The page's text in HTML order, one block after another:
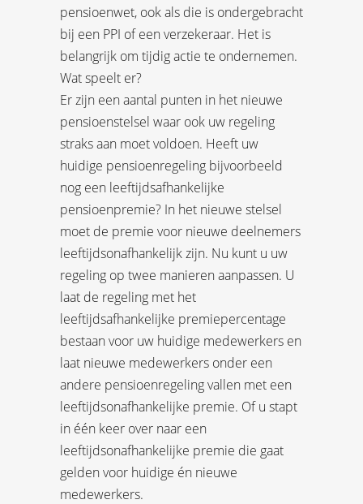
pensioenwet, ook als die is ondergebracht
bij een PPI of een verzekeraar. Het is
belangrijk om tijdig actie te ondernemen.
Wat speelt er?
Er zijn een aantal punten in het nieuwe
pensioenstelsel waar ook uw regeling
straks aan moet voldoen. Heeft uw
huidige pensioenregeling bijvoorbeeld
nog een leeftijdsafhankelijke
pensioenpremie? In het nieuwe stelsel
moet de premie voor nieuwe deelnemers
leeftijdsonafhankelijk zijn. Nu kunt u uw
regeling op twee manieren aanpassen. U
laat de regeling met het
leeftijdsafhankelijke premiepercentage
bestaan voor uw huidige medewerkers en
laat nieuwe medewerkers onder een
andere pensioenregeling vallen met een
leeftijdsonafhankelijke premie. Of u stapt
in één keer over naar een
leeftijdsonafhankelijke premie die gaat
gelden voor huidige én nieuwe
medewerkers.